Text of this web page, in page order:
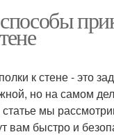
к стене - это
но на самом
статье мы
вам быстро и